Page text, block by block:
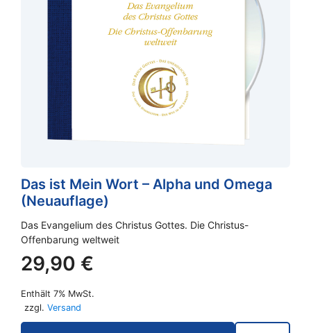
Das ist Mein Wort – Alpha und Omega
(Neuauflage)
Das Evangelium des Christus Gottes. Die Christus-
Offenbarung weltweit
29,90 €
Enthält 7% MwSt.
zzgl. Versand